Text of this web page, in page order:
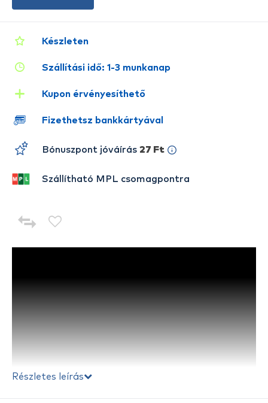
Részletes leírás
Készleten
Szállítási idő: 1-3 munkanap
Kupon érvényesíthető
Fizethetsz bankkártyával
Bónuszpont jóváírás 27 Ft
Szállítható MPL csomagpontra